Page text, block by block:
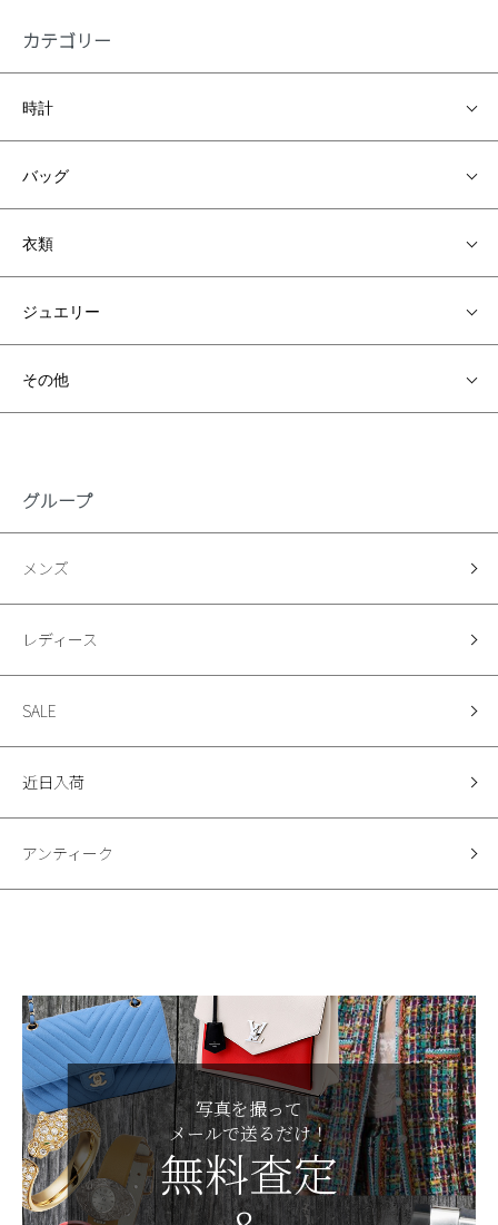
カテゴリー
時計
バッグ
衣類
ジュエリー
その他
グループ
メンズ
レディース
SALE
近日入荷
アンティーク
写真を撮って
メールで送るだけ！
無料査定